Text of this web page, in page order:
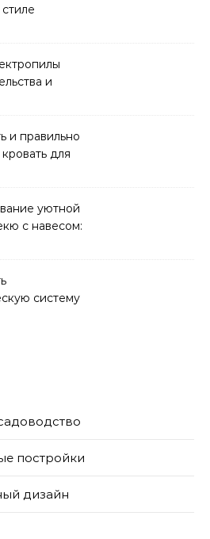
и
и правильно
для
уютной
с навесом:
систему
постройки
дизайн